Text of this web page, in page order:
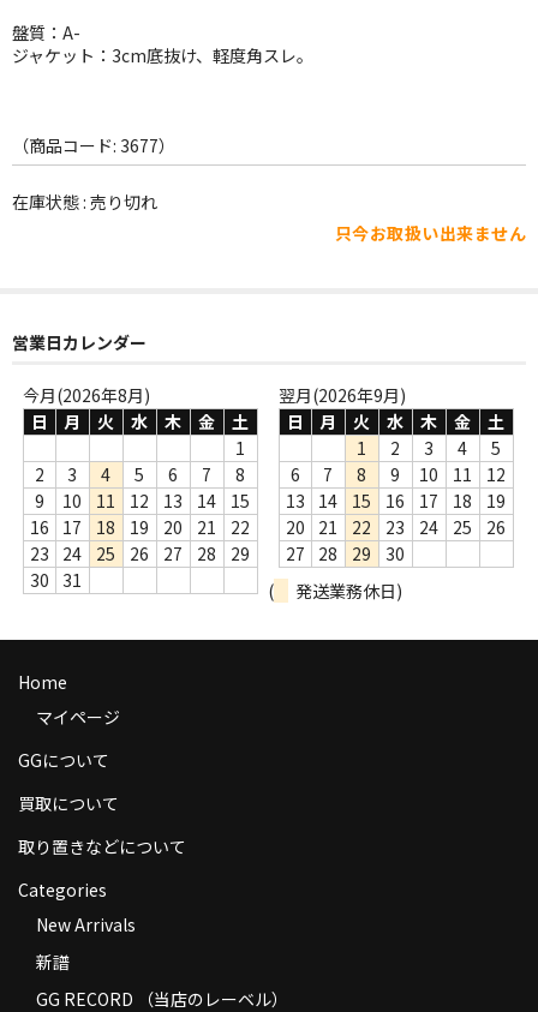
ROCK
WORLD
その他
Webのみ no.2
Webのみ no.3
Webのみ no.4
売り切れ
商品の発送
お支払い方法
Privacy Policy
特定商取引法に基づく表示
盤質：A-
ジャケット：3cm底抜け、軽度角スレ。
（商品コード: 3677）
在庫状態 : 売り切れ
只今お取扱い出来ません
営業日カレンダー
今月(2026年8月)
日
月 火 水 木 金
土
1
2
3 4 5 6 7
8
9
10 11 12 13 14
15
16
17 18 19 20 21
22
23
24 25 26 27 28
29
30
31
翌月(2026年9月)
日
月 火 水 木 金
土
1
2 3 4
5
6
7 8 9 10 11
12
13
14 15 16 17 18
19
20
21 22 23 24 25
26
27
28 29
30
(
発送業務休日)
Home
マイページ
GGについて
買取について
取り置きなどについて
Categories
New Arrivals
新譜
GG RECORD （当店のレーベル）